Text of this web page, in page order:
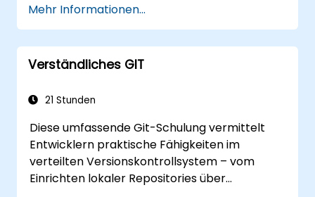
Konflikte anhand bewährter Methoden in
realen Szenarien zu lösen.
Grafische Clients (SourceTree und
GitKraken) für das Git-Management zu
Praktische Git-Operationen sowohl über
Benutzeroberflächen auszuführen.
Git in Azure DevOps für die Repository-
Integration und Versionskontrolle zu
verwenden.
Mehr Informationen...
Verständliches GIT
21 Stunden
Diese umfassende Git-Schulung vermittelt
Entwicklern praktische Fähigkeiten im
verteilten Versionskontrollsystem – vom
Einrichten lokaler Repositories über